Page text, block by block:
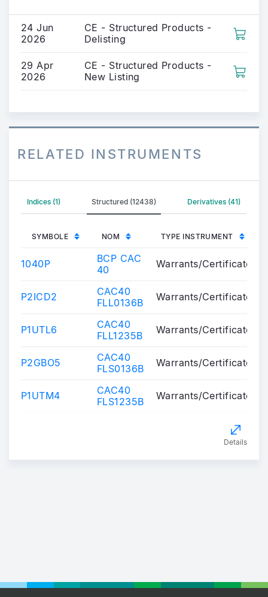
24 Jun
2026
CE - Structured Products -
Delisting
29 Apr
2026
CE - Structured Products -
New Listing
RELATED INSTRUMENTS
Indices (1) Structured (12438) Derivatives (41)
SYMBOLE NOM TYPE INSTRUMENT
1040P
BCP CAC
40
Warrants/Certificates
P2ICD2
CAC40
FLL0136B
Warrants/Certificates
P1UTL6
CAC40
FLL1235B
Warrants/Certificates
P2GBO5
CAC40
FLS0136B
Warrants/Certificates
P1UTM4
CAC40
FLS1235B
Warrants/Certificates
Details